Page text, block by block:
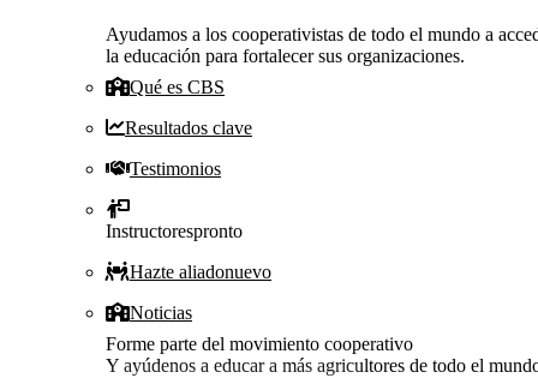
Ayudamos a los cooperativistas de todo el mundo a
la educación para fortalecer sus organizaciones.
Qué es CBS
Resultados clave
Testimonios
Instructorespronto
Hazte aliadonuevo
Noticias
Forme parte del movimiento cooperativo
Y ayúdenos a educar a más agricultores de todo el